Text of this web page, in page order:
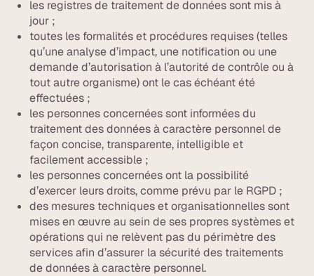
les registres de traitement de données sont mis à
jour ;
toutes les formalités et procédures requises (telles
qu’une analyse d’impact, une notification ou une
demande d’autorisation à l’autorité de contrôle ou à
tout autre organisme) ont le cas échéant été
effectuées ;
les personnes concernées sont informées du
traitement des données à caractère personnel de
façon concise, transparente, intelligible et
facilement accessible ;
les personnes concernées ont la possibilité
d’exercer leurs droits, comme prévu par le RGPD ;
des mesures techniques et organisationnelles sont
mises en œuvre au sein de ses propres systèmes et
opérations qui ne relèvent pas du périmètre des
services afin d’assurer la sécurité des traitements
de données à caractère personnel.